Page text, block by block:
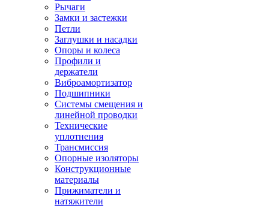
Рычаги
Замки и застежки
Петли
Заглушки и насадки
Опоры и колеса
Профили и
держатели
Виброамортизатор
Подшипники
Системы смещения и
линейной проводки
Технические
уплотнения
Трансмиссия
Опорные изоляторы
Конструкционные
материалы
Прижиматели и
натяжители